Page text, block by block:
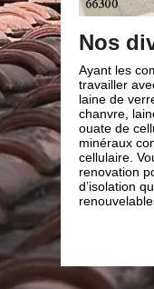
comme : la
laines de
de bois, la
produits
verre
Brun
matériaux
Notre
années
toute la ville
sommes en
travaux
techniques,
après notre
isolé. Ainsi,